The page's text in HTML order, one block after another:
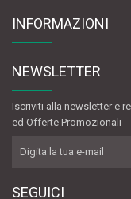
INFORMAZIONI
NEWSLETTER
Iscriviti alla newsletter e
ed Offerte Promozionali
SEGUICI